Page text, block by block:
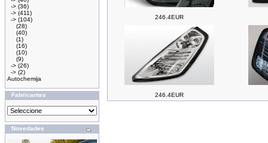
-> (36)
-> (411)
-> (104)
(28)
(40)
(1)
(16)
(10)
(9)
-> (26)
-> (2)
Autochemija
Fabricantes
Novedades
246.4EUR
246.4EUR